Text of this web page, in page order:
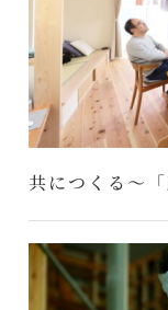
共につくる～